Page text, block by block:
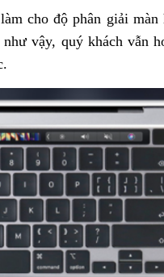
cho độ phân giải
vậy, quý khách vẫn